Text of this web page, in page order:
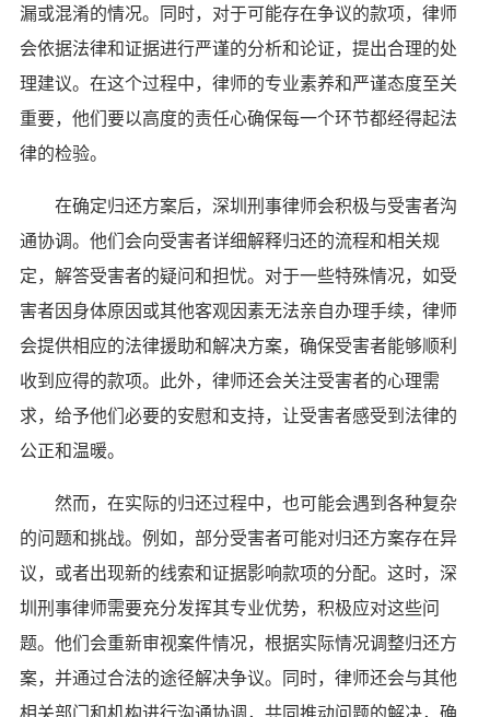
漏或混淆的情况。同时，对于可能存在争议的款项，律师
会依据法律和证据进行严谨的分析和论证，提出合理的处
理建议。在这个过程中，律师的专业素养和严谨态度至关
重要，他们要以高度的责任心确保每一个环节都经得起法
律的检验。
在确定归还方案后，深圳刑事律师会积极与受害者沟
通协调。他们会向受害者详细解释归还的流程和相关规
定，解答受害者的疑问和担忧。对于一些特殊情况，如受
害者因身体原因或其他客观因素无法亲自办理手续，律师
会提供相应的法律援助和解决方案，确保受害者能够顺利
收到应得的款项。此外，律师还会关注受害者的心理需
求，给予他们必要的安慰和支持，让受害者感受到法律的
公正和温暖。
然而，在实际的归还过程中，也可能会遇到各种复杂
的问题和挑战。例如，部分受害者可能对归还方案存在异
议，或者出现新的线索和证据影响款项的分配。这时，深
圳刑事律师需要充分发挥其专业优势，积极应对这些问
题。他们会重新审视案件情况，根据实际情况调整归还方
案，并通过合法的途径解决争议。同时，律师还会与其他